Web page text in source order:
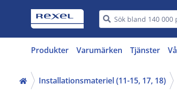
Produkter Varumärken Tjänster
Installationsmateriel (11-15, 17, 18)